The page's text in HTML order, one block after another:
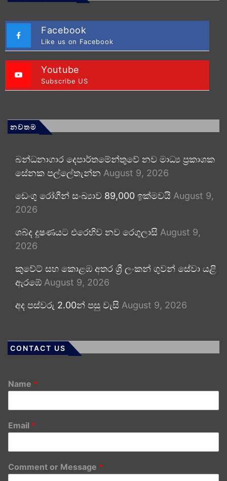
Facebook
Like us on Facebook
Youtube
Subscribe US
නවතම
බන්ධනාගාර දෙපාර්තමේන්තුවේ නව මාධ්‍ය ප්‍රකාශක
සේනක පල්ලේතැන්න August 9, 2026
ඩෙංගු රෝගීන් සංඛ්‍යාව 89,000 ඉක්මවයි August 9,
2026
ශබ්ද දූෂණයට එරෙහිව නව රෙගුලාසි August 9,
2026
කුවේට් සහ කොළඹ අතර ශ්‍රී ලංකන් ගුවන් සේවා යළි
ඇරඹේ August 9, 2026
අද පස්වරු 2.00න් පසු වැසි August 9, 2026
CONTACT US
Name *
Email *
Comment or Message *